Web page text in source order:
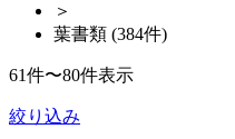
＞
葉書類 (384件)
61件〜80件表示
絞り込み